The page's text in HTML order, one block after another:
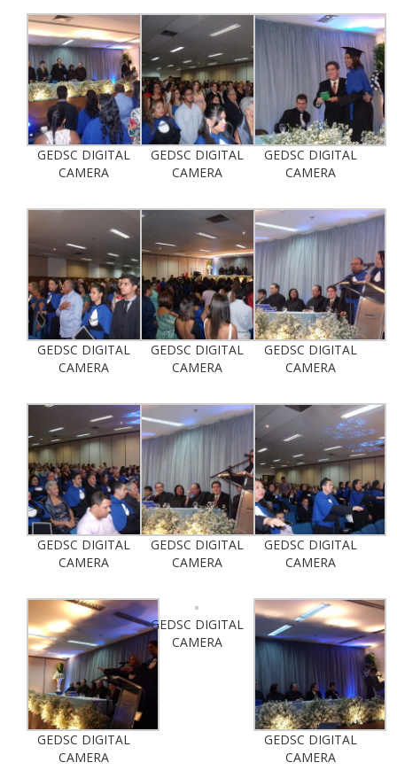
GEDSC DIGITAL
CAMERA
GEDSC DIGITAL
CAMERA
GEDSC DIGITAL
CAMERA
GEDSC DIGITAL
CAMERA
GEDSC DIGITAL
CAMERA
GEDSC DIGITAL
CAMERA
GEDSC DIGITAL
CAMERA
GEDSC DIGITAL
CAMERA
GEDSC DIGITAL
CAMERA
GEDSC DIGITAL
CAMERA
GEDSC DIGITAL
CAMERA
GEDSC DIGITAL
CAMERA